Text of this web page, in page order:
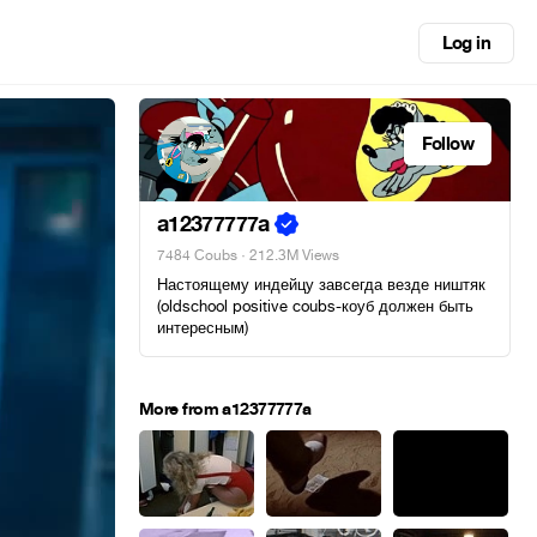
Log in
Follow
a12377777a
7484 Coubs · 212.3M Views
Настоящему индейцу завсегда везде ништяк
(oldschool positive coubs-коуб должен быть
интересным)
More from a12377777a